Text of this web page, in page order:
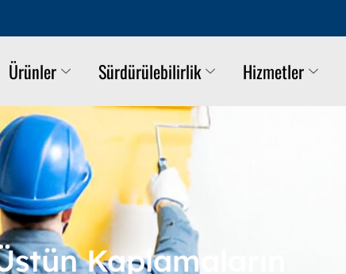
Ürünler Sürdürülebilirlik Hizmetler
Kaplamaların